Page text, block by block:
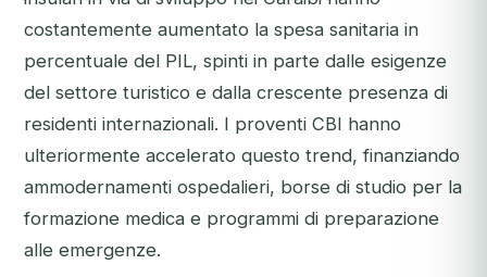
costantemente aumentato la spesa sanitaria in
percentuale del PIL, spinti in parte dalle esigenze
del settore turistico e dalla crescente presenza di
residenti internazionali. I proventi CBI hanno
ulteriormente accelerato questo trend, finanziando
ammodernamenti ospedalieri, borse di studio per la
formazione medica e programmi di preparazione
alle emergenze.